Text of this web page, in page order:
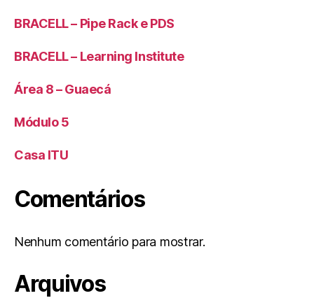
BRACELL – Pipe Rack e PDS
BRACELL – Learning Institute
Área 8 – Guaecá
Módulo 5
Casa ITU
Comentários
Nenhum comentário para mostrar.
Arquivos